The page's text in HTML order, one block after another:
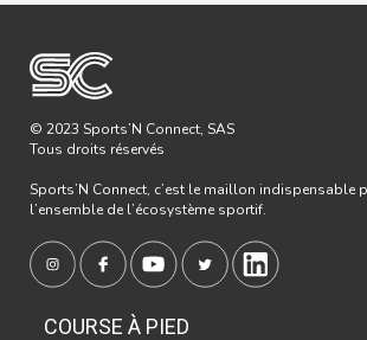
© 2023 Sports’N Connect, SAS
Tous droits réservés
Sports’N Connect, c’est le maillon indispensable
l’ensemble de l’écosystème sportif.
COURSE À PIED